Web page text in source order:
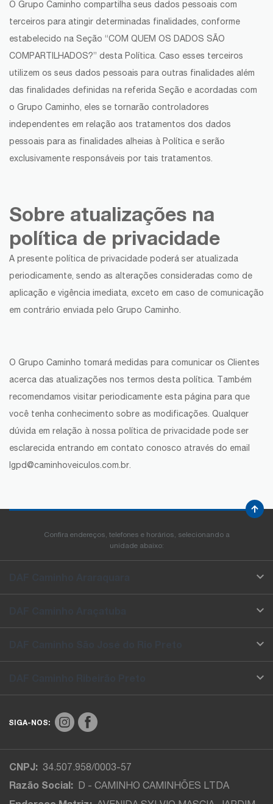
O Grupo Caminho compartilha seus dados pessoais com
terceiros para atingir determinadas finalidades, conforme
estabelecido na Seção “COM QUEM OS DADOS SÃO
COMPARTILHADOS?” desta Política. Caso esses terceiros
utilizem os seus dados pessoais para outras finalidades além
das finalidades definidas na referida Seção e acordadas com
o Grupo Caminho, eles se tornarão controladores
independentes em relação aos tratamentos dos dados
pessoais para as finalidades alheias à Política e serão
exclusivamente responsáveis por tais tratamentos.
Sobre atualizações na
política de privacidade
A presente política de privacidade poderá ser atualizada
periodicamente, sendo as alterações consideradas como de
aplicação e vigência imediata, exceto em caso de comunicação
em contrário enviada pelo Grupo Caminho.
O Grupo Caminho tomará medidas para comunicar os Clientes
acerca das atualizações nos termos desta política. Também
recomendamos visitar periodicamente esta página para que
você tenha conhecimento sobre as modificações. Qualquer
dúvida em relação à nossa política de privacidade pode ser
esclarecida entrando em contato conosco através do email
lgpd@caminhoveiculos.com.br.
Confira endereços, telefones e horários, selecionando a
unidade abaixo:
SIGA-NOS:
CNPJ: 34.507.958/0003-57
Razão Social: D - CAMINHO CAMINHÕES LTDA